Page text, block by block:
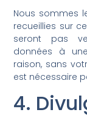
Nous sommes
recueillies sur
seront pas
données à
raison, sans
est nécessaire
4.